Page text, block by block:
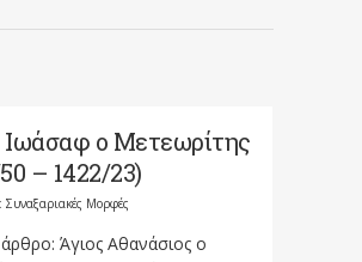
Ιωάσαφ ο Μετεωρίτης
– 1422/23)
Συναξαριακές Μορφές
άρθρο: Άγιος Αθανάσιος ο